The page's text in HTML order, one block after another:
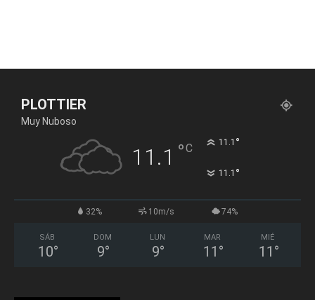
PLOTTIER
Muy Nuboso
11.1 °C 11.1 °
11.1 °
32% 10m/s 74%
SÁB
10°
DOM
9°
LUN
9°
MAR
11 °
MIÉ
11 °